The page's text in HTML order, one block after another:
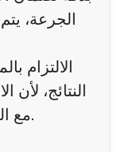
الجرعة،
الالتزام
النتائج،
مع العلاج والاستفادة منه بشكل أفضل.